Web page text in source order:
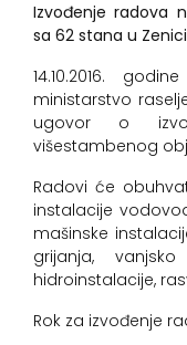
Izvođenje radova
sa 62 stana u Zenici
14.10.2016.
ministarstvo
ugovor o
višestambenog
Radovi će
instalacije
mašinske
grijanja,
hidroinstalacije,
Rok za izvođenje